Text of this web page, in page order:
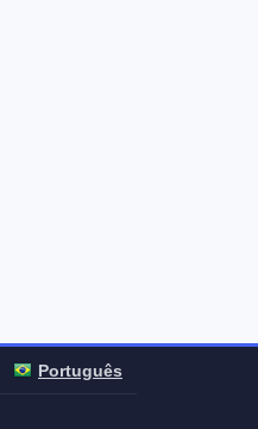
Português